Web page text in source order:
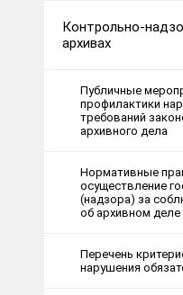
Контрольно-
архивах
Публичные
профилактики
требований
архивного дела
Нормативные
осуществление
(надзора) за
об архивном деле
Перечень
нарушения